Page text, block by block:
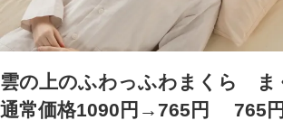
雲の上のふわっふわまくら
通常価格1090円→765円
765